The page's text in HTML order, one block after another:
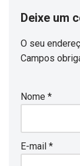
Deixe um
O seu
Campos
Nome *
E-mail *